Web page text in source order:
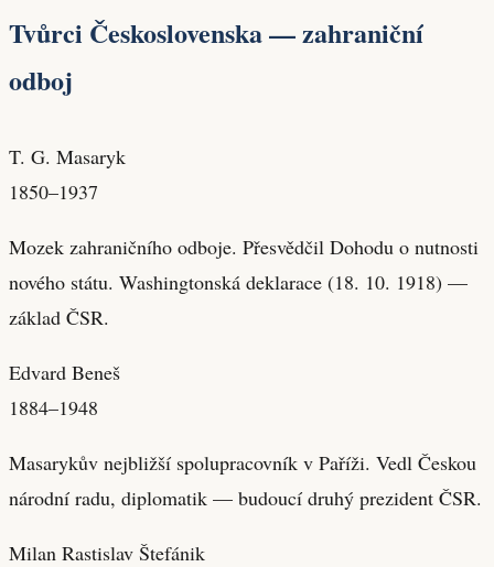
Tvůrci Československa — zahraniční
odboj
T. G. Masaryk
1850–1937
Mozek zahraničního odboje. Přesvědčil Dohodu o nutnosti
nového státu. Washingtonská deklarace (18. 10. 1918) —
základ ČSR.
Edvard Beneš
1884–1948
Masarykův nejbližší spolupracovník v Paříži. Vedl Českou
národní radu, diplomatik — budoucí druhý prezident ČSR.
Milan Rastislav Štefánik